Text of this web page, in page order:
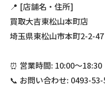
📍 [店舗名・住所]
買取大吉東松山本町店
埼玉県東松山市本町2-2-47
⏰ 営業時間: 10:00〜18:30
📞 お問い合わせ: 0493-